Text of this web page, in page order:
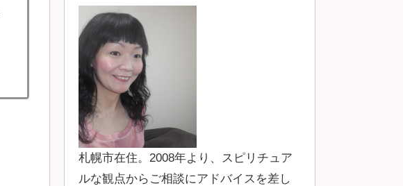
札幌市在住。2008年より、スピリチュア
ルな観点からご相談にアドバイスを差し